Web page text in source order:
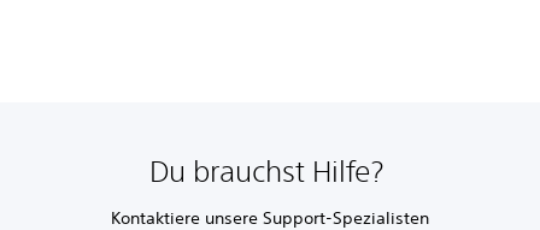
Du brauchst Hilfe?
Kontaktiere unsere Support-Spezialisten